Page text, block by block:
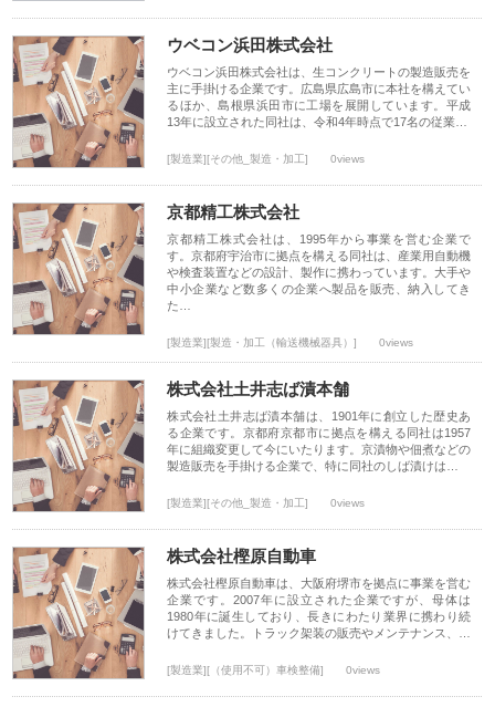
ウベコン浜田株式会社
ウベコン浜田株式会社は、生コンクリートの製造販売を
主に手掛ける企業です。広島県広島市に本社を構えてい
るほか、島根県浜田市に工場を展開しています。平成
13年に設立された同社は、令和4年時点で17名の従業…
[製造業][その他_製造・加工] 0views
京都精工株式会社
京都精工株式会社は、1995年から事業を営む企業で
す。京都府宇治市に拠点を構える同社は、産業用自動機
や検査装置などの設計、製作に携わっています。大手や
中小企業など数多くの企業へ製品を販売、納入してき
た…
[製造業][製造・加工（輸送機械器具）] 0views
株式会社土井志ば漬本舗
株式会社土井志ば漬本舗は、1901年に創立した歴史あ
る企業です。京都府京都市に拠点を構える同社は1957
年に組織変更して今にいたります。京漬物や佃煮などの
製造販売を手掛ける企業で、特に同社のしば漬けは…
[製造業][その他_製造・加工] 0views
株式会社樫原自動車
株式会社樫原自動車は、大阪府堺市を拠点に事業を営む
企業です。2007年に設立された企業ですが、母体は
1980年に誕生しており、長きにわたり業界に携わり続
けてきました。トラック架装の販売やメンテナンス、…
[製造業][（使用不可）車検整備] 0views